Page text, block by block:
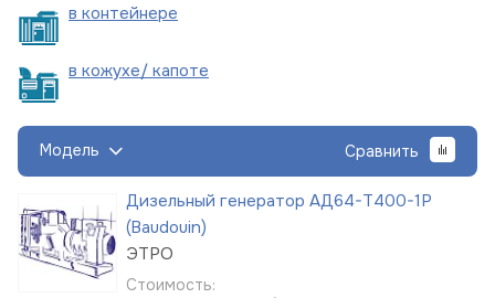
в контейнере
в кожухе/ капоте
Модель Сравнить
Дизельный генератор АД64-Т400-1Р
(Baudouin)
ЭТРО
Стоимость: